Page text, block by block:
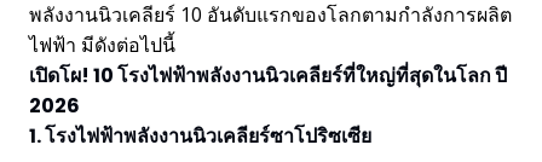
พลังงานนิวเคลียร์ 10 อันดับแรกของโลกตามกำลังการผลิต
ไฟฟ้า มีดังต่อไปนี้
เปิดโผ! 10 โรงไฟฟ้าพลังงานนิวเคลียร์ที่ใหญ่ที่สุดในโลก ปี
2026
1. โรงไฟฟ้าพลังงานนิวเคลียร์ซาโปริซเซีย